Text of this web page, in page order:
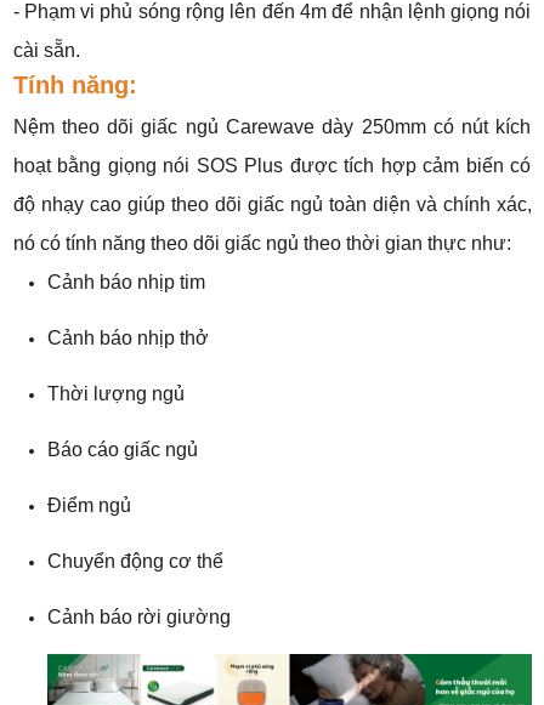
- Phạm vi phủ sóng rộng lên đến 4m để nhận lệnh giọng nói
cài sẵn.
Tính năng:
Nệm theo dõi giấc ngủ Carewave dày 250mm có nút kích
hoạt bằng giọng nói SOS Plus được tích hợp cảm biến có
độ nhạy cao giúp theo dõi giấc ngủ toàn diện và chính xác,
nó có tính năng theo dõi giấc ngủ theo thời gian thực như:
Cảnh báo nhịp tim
Cảnh báo nhịp thở
Thời lượng ngủ
Báo cáo giấc ngủ
Điểm ngủ
Chuyển động cơ thể
Cảnh báo rời giường